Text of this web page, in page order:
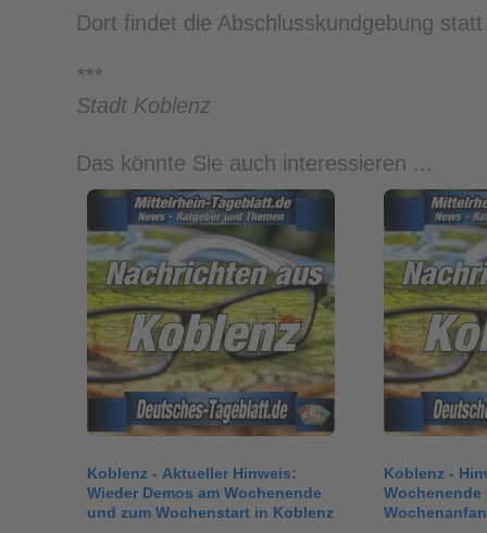
Dort findet die Abschlusskundgebung
***
Stadt Koblenz
Das könnte Sie auch interessieren ...
Koblenz - Aktueller Hinweis:
Wieder Demos am Wochenende
und zum Wochenstart in Koblenz
Koblenz -
Wochenende